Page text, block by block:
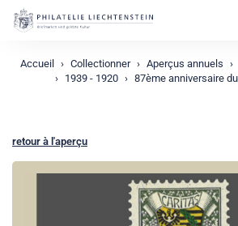
Accueil Collectionner Aperçus annuels
1939 - 1920
87ème anniversaire du
retour à l'aperçu